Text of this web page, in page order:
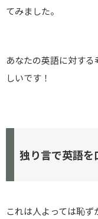
てみました。
あなたの英語に対す
しいです！
独り言で英語を
これは人よっては恥